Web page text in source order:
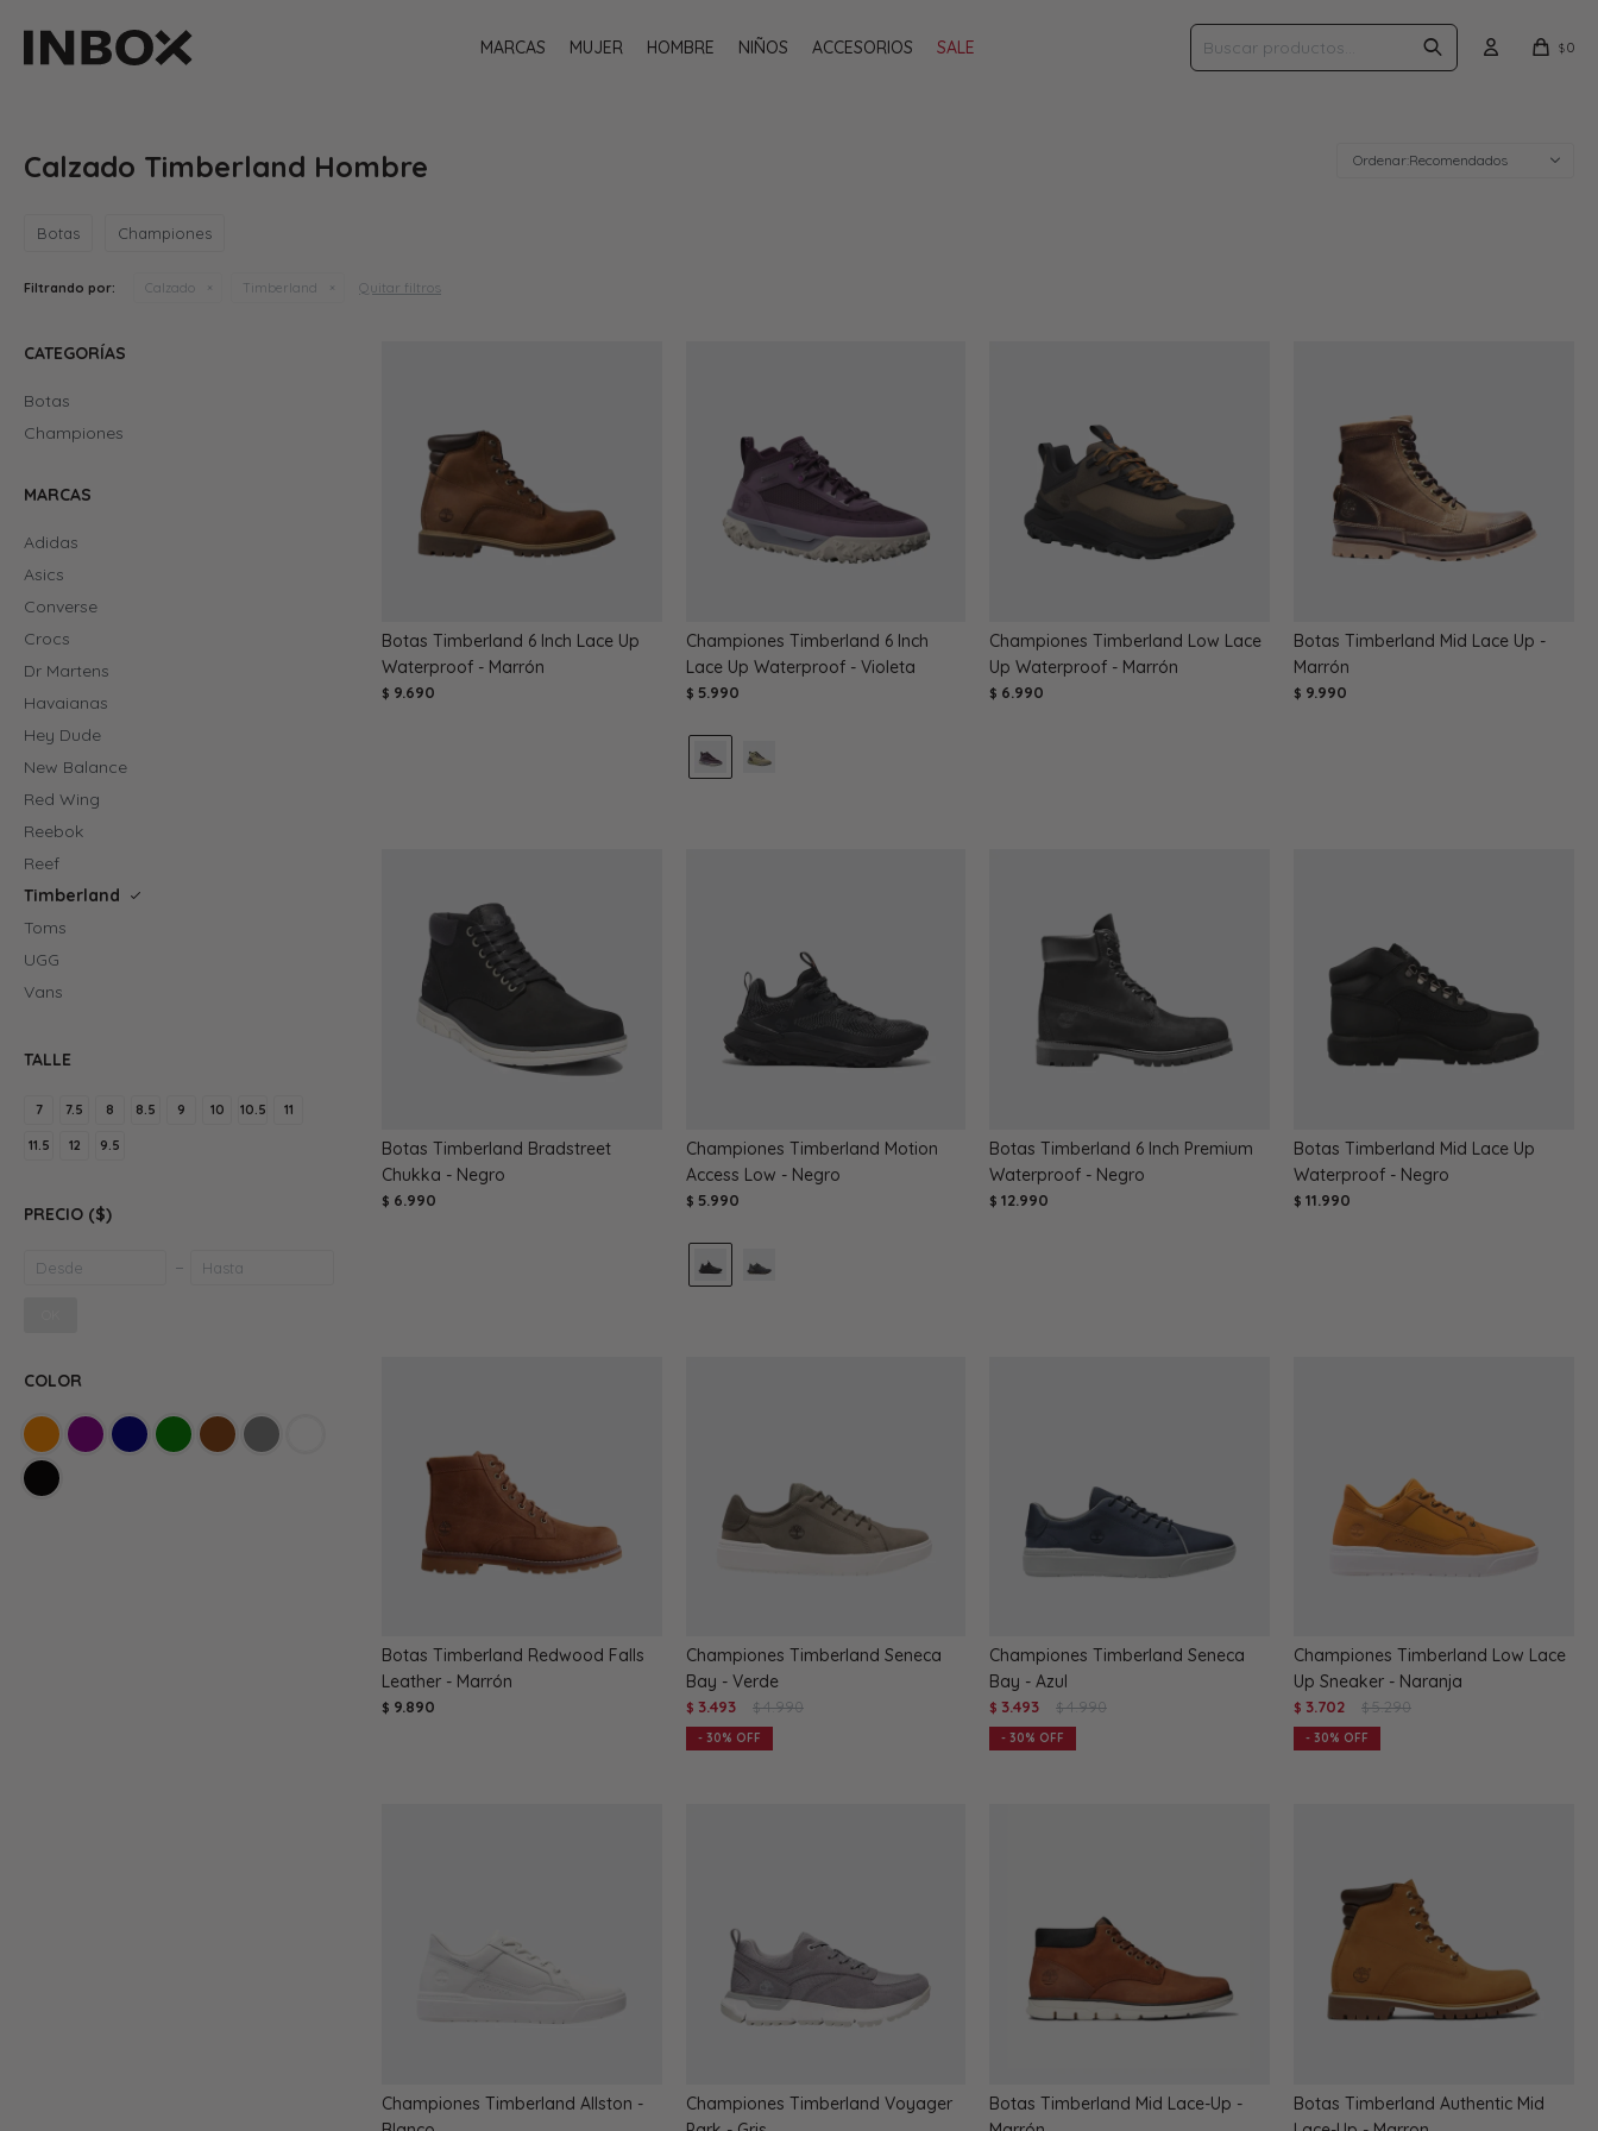
MARCAS MUJER HOMBRE NIÑOS ACCESORIOS SALE $0
Calzado Timberland Hombre Recomendados
Botas Championes
Filtrando por: Calzado Timberland Quitar filtros
Botas Timberland 6 Inch Lace Up
Waterproof - Marrón
$ 9.690
Championes Timberland 6 Inch
Lace Up Waterproof - Violeta
$ 5.990
Championes Timberland Low Lace
Up Waterproof - Marrón
$ 6.990
Botas Timberland Mid Lace Up -
Marrón
$ 9.990
Botas Timberland Bradstreet
Chukka - Negro
$ 6.990
Championes Timberland Motion
Access Low - Negro
$ 5.990
Botas Timberland 6 Inch Premium
Waterproof - Negro
$ 12.990
Botas Timberland Mid Lace Up
Waterproof - Negro
$ 11.990
Botas Timberland Redwood Falls
Leather - Marrón
$ 9.890
Championes Timberland Seneca
Bay - Verde
$ 3.493 $ 4.990
30
Championes Timberland Seneca
Bay - Azul
$ 3.493 $ 4.990
30
Championes Timberland Low Lace
Up Sneaker - Naranja
$ 3.702 $ 5.290
30
Championes Timberland Allston -
Championes Timberland Voyager
Botas Timberland Mid Lace-Up -
Botas Timberland Authentic Mid
CATEGORÍAS
Botas
Championes
MARCAS
Adidas
Asics
Converse
Crocs
Dr Martens
Havaianas
Hey Dude
New Balance
Red Wing
Reebok
Reef
Timberland
Toms
UGG
Vans
TALLE
7 7.5 8 8.5 9 10 10.5 11
11.5 12 9.5
PRECIO ($)
COLOR